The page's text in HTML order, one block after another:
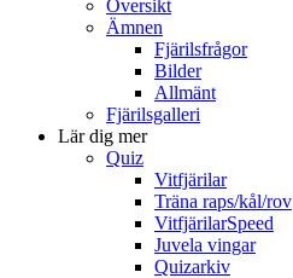
Översikt
Ämnen
Fjärilsfrågor
Bilder
Allmänt
Fjärilsgalleri
Lär dig mer
Quiz
Vitfjärilar
Träna raps/kål/rov
VitfjärilarSpeed
Juvela vingar
Quizarkiv